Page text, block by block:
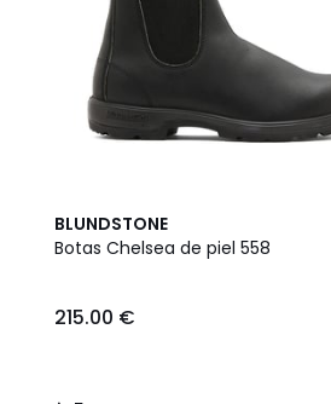
BLUNDSTONE
Botas Chelsea de piel 558
€.
215.00 €
5
/